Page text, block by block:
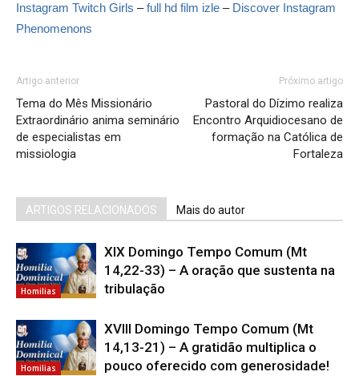
Instagram Twitch Girls –full hd film izle – Discover Instagram
Phenomenons
Artigo anterior
Tema do Mês Missionário
Extraordinário anima seminário
de especialistas em
missiologia
Próximo artigo
Pastoral do Dízimo realiza
Encontro Arquidiocesano de
formação na Católica de
Fortaleza
ARTIGOS RELACIONADOS Mais do autor
Homilias
XIX Domingo Tempo Comum (Mt
14,22-33) – A oração que sustenta na
tribulação
Homilias
XVIII Domingo Tempo Comum (Mt
14,13-21) – A gratidão multiplica o
pouco oferecido com generosidade!